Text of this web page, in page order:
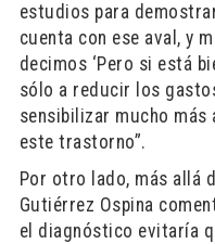
estudios para
cuenta con ese aval, y
decimos ‘Pero si está
sólo a reducir los
sensibilizar mucho más
este trastorno”.
Por otro lado, más allá
Gutiérrez Ospina
el diagnóstico evitaría